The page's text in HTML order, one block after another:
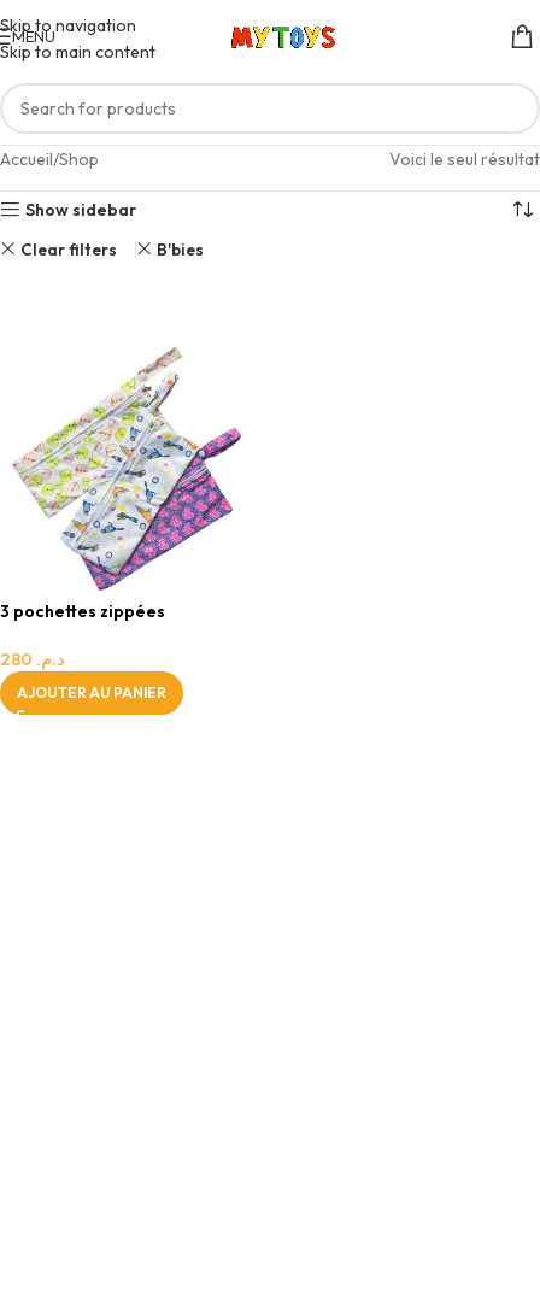
Skip to navigation
Skip to main content
MENU
Accueil Shop Voici le seul résultat
Show sidebar
Clear filters B'bies
3 pochettes zippées
transport
د.م.
AJOUTER AU PANIER